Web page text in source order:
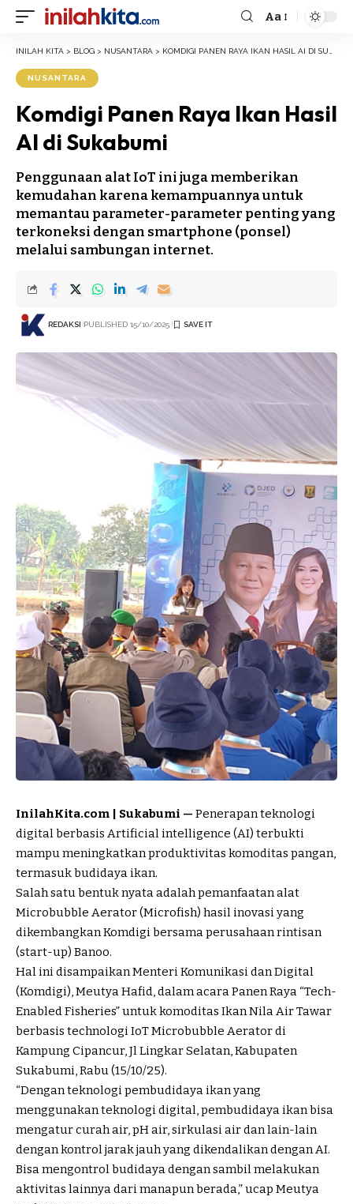
Font
Aa
INILAH KITA > BLOG > NUSANTARA > KOMDIGI PANEN RAYA IKAN HASIL AI DI SUKABUMI
NUSANTARA
Komdigi Panen Raya Ikan Hasil
AI di Sukabumi
Penggunaan alat IoT ini juga memberikan
kemudahan karena kemampuannya untuk
memantau parameter-parameter penting yang
terkoneksi dengan smartphone (ponsel)
melalui sambungan internet.
REDAKSI PUBLISHED 15/10/2025
InilahKita.com | Sukabumi — Penerapan teknologi
digital berbasis Artificial intelligence (AI) terbukti
mampu meningkatkan produktivitas komoditas pangan,
termasuk budidaya ikan.
Salah satu bentuk nyata adalah pemanfaatan alat
Microbubble Aerator (Microfish) hasil inovasi yang
dikembangkan Komdigi bersama perusahaan rintisan
(start-up) Banoo.
Hal ini disampaikan Menteri Komunikasi dan Digital
(Komdigi), Meutya Hafid, dalam acara Panen Raya “Tech-
Enabled Fisheries” untuk komoditas Ikan Nila Air Tawar
berbasis technologi IoT Microbubble Aerator di
Kampung Cipancur, Jl Lingkar Selatan, Kabupaten
Sukabumi, Rabu (15/10/25).
“Dengan teknologi pembudidaya ikan yang
menggunakan teknologi digital, pembudidaya ikan bisa
mengatur curah air, pH air, sirkulasi air dan lain-lain
dengan kontrol jarak jauh yang dikendalikan dengan AI.
Bisa mengontrol budidaya dengan sambil melakukan
aktivitas lainnya dari manapun berada,” ucap Meutya